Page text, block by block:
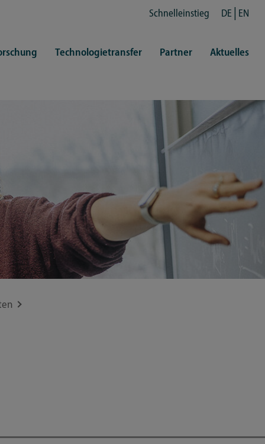
Schnelleinstieg DE EN
Technologietransfer Partner Aktuelles